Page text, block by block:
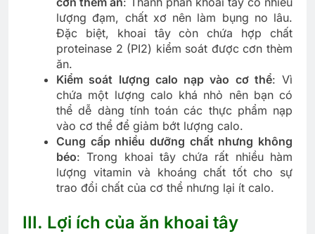
lượng đạm, chất xơ nên làm bụng no lâu.
Đặc biệt, khoai tây còn chứa hợp chất
proteinase 2 (PI2) kiểm soát được cơn thèm
ăn.
Kiểm soát lượng calo nạp vào cơ thể: Vì
chứa một lượng calo khá nhỏ nên bạn có
thể dễ dàng tính toán các thực phẩm nạp
vào cơ thể để giảm bớt lượng calo.
Cung cấp nhiều dưỡng chất nhưng không
béo: Trong khoai tây chứa rất nhiều hàm
lượng vitamin và khoáng chất tốt cho sự
trao đổi chất của cơ thể nhưng lại ít calo.
III. Lợi ích của ăn khoai tây